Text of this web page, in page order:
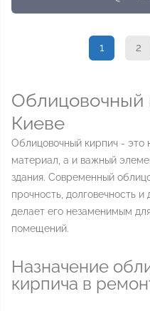
1 2
Облицовочный
Киеве
Облицовочный кирпич - это
материал, а и важный
здания. Современный
прочность, долговечность
делает его незаменимым
помещений.
Назначение
кирпича в